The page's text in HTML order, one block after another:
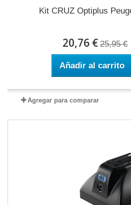
Kit CRUZ Optiplus
20,76 € 25,95 €
Añadir al carrito
Agregar para comparar